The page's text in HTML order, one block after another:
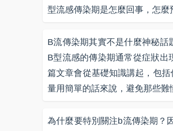
型流感傳染期是怎麼回事，怎麼
B流傳染期其實不是什麼神秘
B型流感的傳染期通常從症狀
篇文章會從基礎知識講起，包
量用簡單的話來說，避免那些難
為什麼要特別關注b流傳染期？